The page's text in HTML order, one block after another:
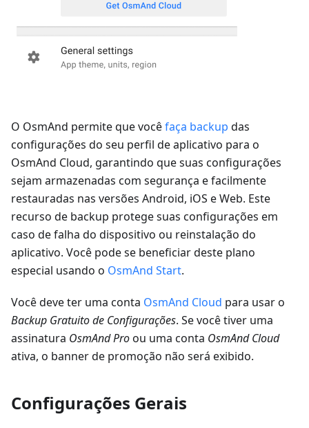
O OsmAnd permite que vocêfaça backup das
configurações do seu perfil de aplicativo para o
OsmAnd Cloud, garantindo que suas configurações
sejam armazenadas com segurança e facilmente
restauradas nas versões Android, iOS e Web. Este
recurso de backup protege suas configurações em
caso de falha do dispositivo ou reinstalação do
aplicativo. Você pode se beneficiar deste plano
especial usando o OsmAnd Start.
Você deve ter uma conta OsmAnd Cloud para usar o
Backup Gratuito de Configurações. Se você tiver uma
assinatura OsmAnd Proou uma conta OsmAnd Cloud
ativa, o banner de promoção não será exibido.
Configurações Gerais